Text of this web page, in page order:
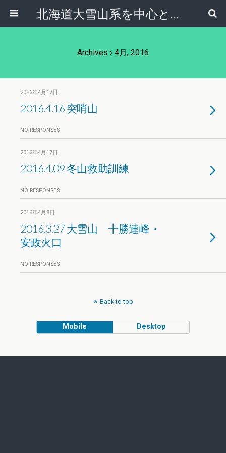
北海道大雪山系を中心とした登山・自然ガイド｜大雪山倶楽部ブログ
Archives › 4月, 2016
2016年4月17日
2016.4.16 突哨山
NO RESPONSES
2016年4月17日
2016.4.09 冬山救助訓練
NO RESPONSES
2016年4月8日
2016.3.27 大雪山 十勝連峰・
安政火口
NO RESPONSES
Back to top
Mobile Desktop